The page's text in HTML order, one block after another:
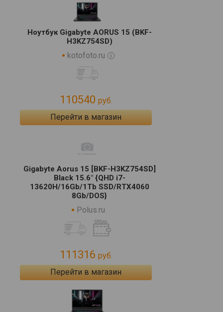
Ноутбук Gigabyte AORUS 15 (BKF-
H3KZ754SD)
kotofoto.ru
110540 руб.
Перейти в магазин
Gigabyte Aorus 15 [BKF-H3KZ754SD]
Black 15.6" {QHD i7-
13620H/16Gb/1Tb SSD/RTX4060
8Gb/DOS}
Polus.ru
111316 руб.
Перейти в магазин